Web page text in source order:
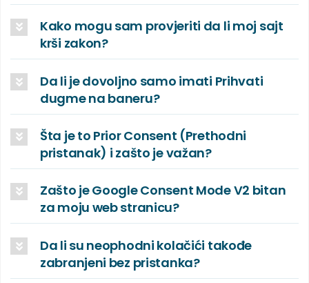
Kako mogu sam provjeriti da li moj sajt
krši zakon?
Da li je dovoljno samo imati Prihvati
dugme na baneru?
Šta je to Prior Consent (Prethodni
pristanak) i zašto je važan?
Zašto je Google Consent Mode V2 bitan
za moju web stranicu?
Da li su neophodni kolačići takođe
zabranjeni bez pristanka?